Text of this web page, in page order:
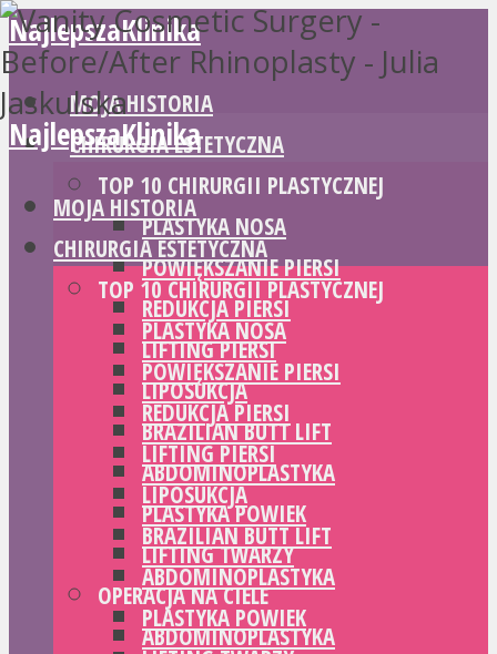
NajlepszaKlinika
MOJA HISTORIA
CHIRURGIA ESTETYCZNA
TOP 10 CHIRURGII PLASTYCZNEJ
PLASTYKA NOSA
POWIĘKSZANIE PIERSI
REDUKCJA PIERSI
LIFTING PIERSI
LIPOSUKCJA
BRAZILIAN BUTT LIFT
ABDOMINOPLASTYKA
PLASTYKA POWIEK
LIFTING TWARZY
OPERACJA NA CIELE
ABDOMINOPLASTYKA
NajlepszaKlinika
MOJA HISTORIA
CHIRURGIA ESTETYCZNA
TOP 10 CHIRURGII PLASTYCZNEJ
PLASTYKA NOSA
POWIĘKSZANIE PIERSI
REDUKCJA PIERSI
LIFTING PIERSI
LIPOSUKCJA
BRAZILIAN BUTT LIFT
ABDOMINOPLASTYKA
PLASTYKA POWIEK